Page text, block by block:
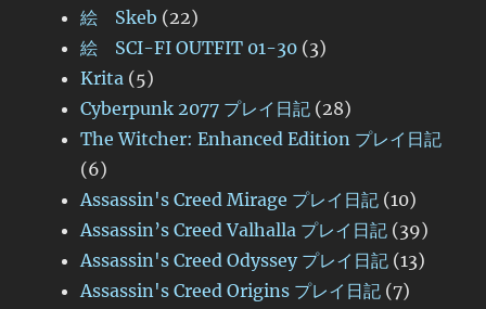
絵 Skeb (22)
絵 SCI-FI OUTFIT 01-30 (3)
Krita (5)
Cyberpunk 2077 プレイ日記 (28)
The Witcher: Enhanced Edition プレイ日記
(6)
Assassin's Creed Mirage プレイ日記 (10)
Assassin’s Creed Valhalla プレイ日記 (39)
Assassin's Creed Odyssey プレイ日記 (13)
Assassin's Creed Origins プレイ日記 (7)